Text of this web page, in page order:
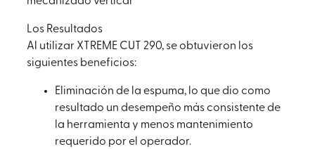
Los Resultados
Al utilizar XTREME CUT 290, se obtuvieron los
siguientes beneficios:
Eliminación de la espuma, lo que dio como
resultado un desempeño más consistente de
la herramienta y menos mantenimiento
requerido por el operador.